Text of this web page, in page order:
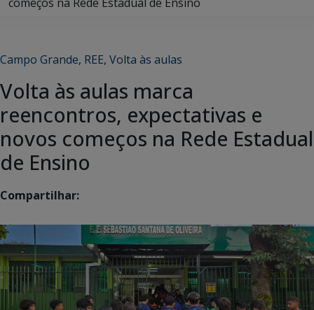
Campo Grande, REE, Volta às aulas
Volta às aulas marca
reencontros, expectativas e
novos começos na Rede Estadual
de Ensino
Compartilhar: